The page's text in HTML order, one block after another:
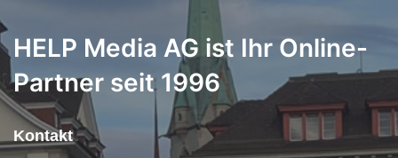
HELP Media AG ist Ihr Online-
Partner seit 1996
Kontakt